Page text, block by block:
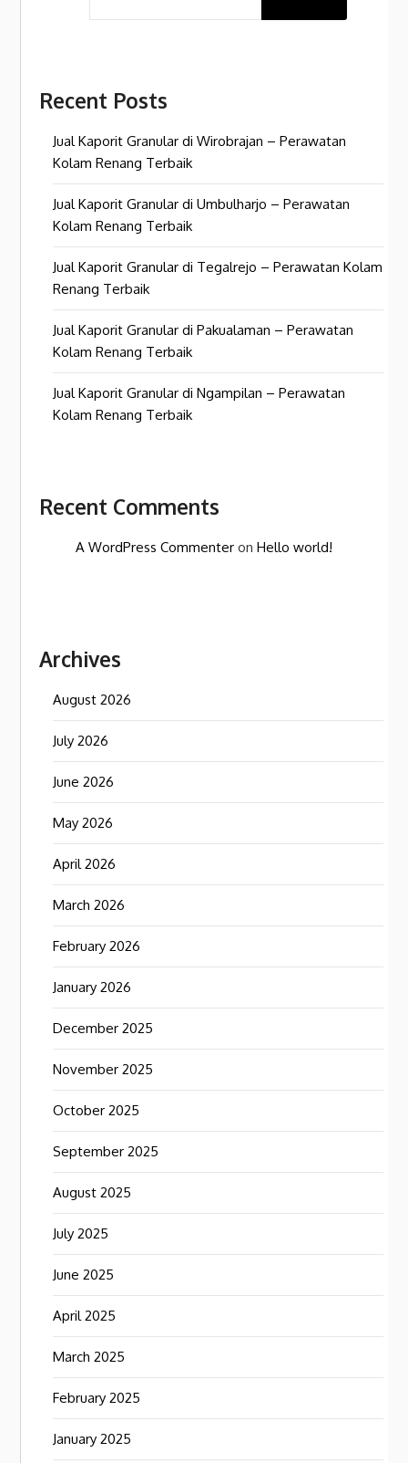
Recent Posts
Jual Kaporit Granular di Wirobrajan – Perawatan
Kolam Renang Terbaik
Jual Kaporit Granular di Umbulharjo – Perawatan
Kolam Renang Terbaik
Jual Kaporit Granular di Tegalrejo – Perawatan Kolam
Renang Terbaik
Jual Kaporit Granular di Pakualaman – Perawatan
Kolam Renang Terbaik
Jual Kaporit Granular di Ngampilan – Perawatan
Kolam Renang Terbaik
Recent Comments
A WordPress Commenter onHello world!
Archives
August 2026
July 2026
June 2026
May 2026
April 2026
March 2026
February 2026
January 2026
December 2025
November 2025
October 2025
September 2025
August 2025
July 2025
June 2025
April 2025
March 2025
February 2025
January 2025